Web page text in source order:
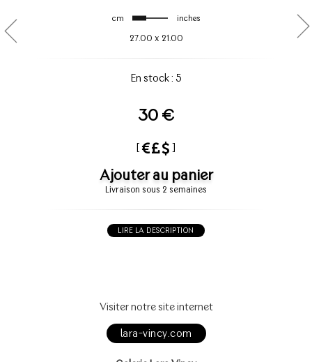
cm inches
27.00 x 21.00
En stock : 5
30 €
[ ]
Ajouter au panier
Livraison sous 2 semaines
LIRE LA DESCRIPTION
Visiter notre site internet
lara-vincy.com